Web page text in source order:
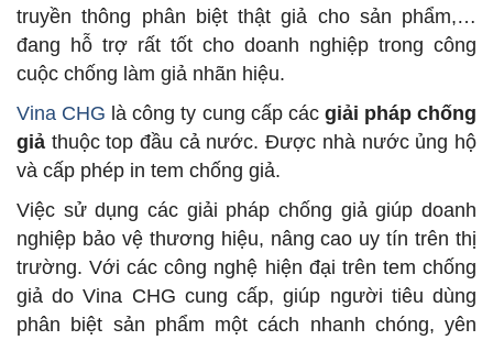
truyền thông phân biệt thật giả cho sản phẩm,…
đang hỗ trợ rất tốt cho doanh nghiệp trong công
cuộc chống làm giả nhãn hiệu.
Vina CHG là công ty cung cấp các giải pháp chống
giả thuộc top đầu cả nước. Được nhà nước ủng hộ
và cấp phép in tem chống giả.
Việc sử dụng các giải pháp chống giả giúp doanh
nghiệp bảo vệ thương hiệu, nâng cao uy tín trên thị
trường. Với các công nghệ hiện đại trên tem chống
giả do Vina CHG cung cấp, giúp người tiêu dùng
phân biệt sản phẩm một cách nhanh chóng, yên